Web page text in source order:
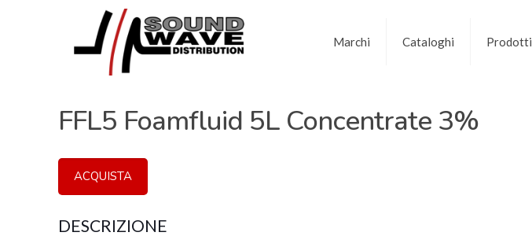
Marchi Cataloghi Prodotti
FFL5 Foamfluid 5L Concentrate 3%
ACQUISTA
DESCRIZIONE